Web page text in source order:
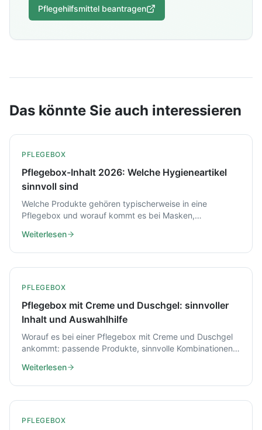
Pflegehilfsmittel beantragen
Das könnte Sie auch interessieren
PFLEGEBOX
Pflegebox-Inhalt 2026: Welche Hygieneartikel
sinnvoll sind
Welche Produkte gehören typischerweise in eine
Pflegebox und worauf kommt es bei Masken,
Weiterlesen
PFLEGEBOX
Pflegebox mit Creme und Duschgel: sinnvoller
Inhalt und Auswahlhilfe
Worauf es bei einer Pflegebox mit Creme und Duschgel
ankommt: passende Produkte, sinnvolle Kombinationen
Weiterlesen
PFLEGEBOX